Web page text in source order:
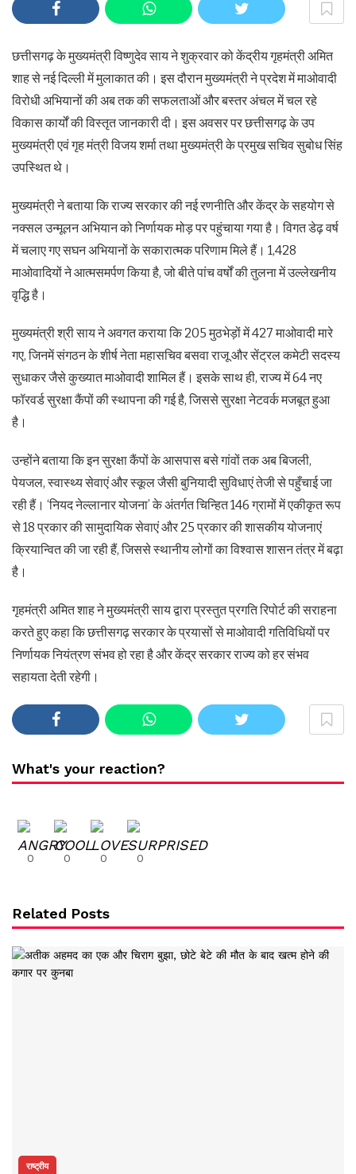
छत्तीसगढ़ के मुख्यमंत्री विष्णुदेव साय ने शुक्रवार को केंद्रीय गृहमंत्री अमित
शाह से नई दिल्ली में मुलाकात की। इस दौरान मुख्यमंत्री ने प्रदेश में माओवादी
विरोधी अभियानों की अब तक की सफलताओं और बस्तर अंचल में चल रहे
विकास कार्यों की विस्तृत जानकारी दी। इस अवसर पर छत्तीसगढ़ के उप
मुख्यमंत्री एवं गृह मंत्री विजय शर्मा तथा मुख्यमंत्री के प्रमुख सचिव सुबोध सिंह
उपस्थित थे।
मुख्यमंत्री ने बताया कि राज्य सरकार की नई रणनीति और केंद्र के सहयोग से
नक्सल उन्मूलन अभियान को निर्णायक मोड़ पर पहुंचाया गया है। विगत डेढ़ वर्ष
में चलाए गए सघन अभियानों के सकारात्मक परिणाम मिले हैं। 1,428
माओवादियों ने आत्मसमर्पण किया है, जो बीते पांच वर्षों की तुलना में उल्लेखनीय
वृद्धि है।
मुख्यमंत्री श्री साय ने अवगत कराया कि 205 मुठभेड़ों में 427 माओवादी मारे
गए, जिनमें संगठन के शीर्ष नेता महासचिव बसवा राजू और सेंट्रल कमेटी सदस्य
सुधाकर जैसे कुख्यात माओवादी शामिल हैं। इसके साथ ही, राज्य में 64 नए
फॉरवर्ड सुरक्षा कैंपों की स्थापना की गई है, जिससे सुरक्षा नेटवर्क मजबूत हुआ
है।
उन्होंने बताया कि इन सुरक्षा कैंपों के आसपास बसे गांवों तक अब बिजली,
पेयजल, स्वास्थ्य सेवाएं और स्कूल जैसी बुनियादी सुविधाएं तेजी से पहुँचाई जा
रही हैं। ‘नियद नेल्लानार योजना’ के अंतर्गत चिन्हित 146 ग्रामों में एकीकृत रूप
से 18 प्रकार की सामुदायिक सेवाएं और 25 प्रकार की शासकीय योजनाएं
क्रियान्वित की जा रही हैं, जिससे स्थानीय लोगों का विश्वास शासन तंत्र में बढ़ा
है।
गृहमंत्री अमित शाह ने मुख्यमंत्री साय द्वारा प्रस्तुत प्रगति रिपोर्ट की सराहना
करते हुए कहा कि छत्तीसगढ़ सरकार के प्रयासों से माओवादी गतिविधियों पर
निर्णायक नियंत्रण संभव हो रहा है और केंद्र सरकार राज्य को हर संभव
सहायता देती रहेगी।
What's your reaction?
0 0 0 0
Related Posts
राष्ट्रीय